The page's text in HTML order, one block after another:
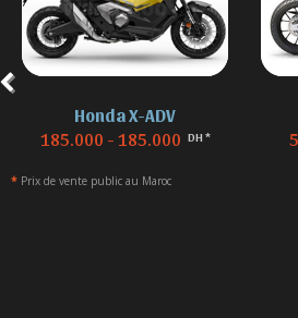
Honda X-ADV
185.000 - 185.000 DH *
* Prix de vente public au Maroc